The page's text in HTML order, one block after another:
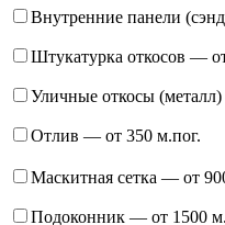
Внутренние панели
Штукатурка откосов —
Уличные откосы (металл)
Отлив — от 350 м.пог.
Маскитная сетка — от
Подоконник — от 1500